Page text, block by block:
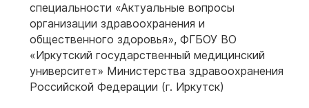
специальности «Актуальные вопросы
организации здравоохранения и
общественного здоровья», ФГБОУ ВО
«Иркутский государственный медицинский
университет» Министерства здравоохранения
Российской Федерации (г. Иркутск)